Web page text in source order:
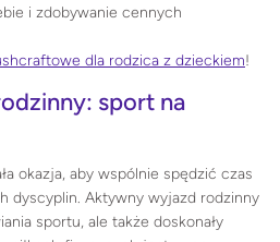
i zdobywanie cennych
dla rodzica z dzieckiem!
sport na
okazja, aby wspólnie spędzić czas
dyscyplin. Aktywny wyjazd rodzinny
sportu, ale także doskonały